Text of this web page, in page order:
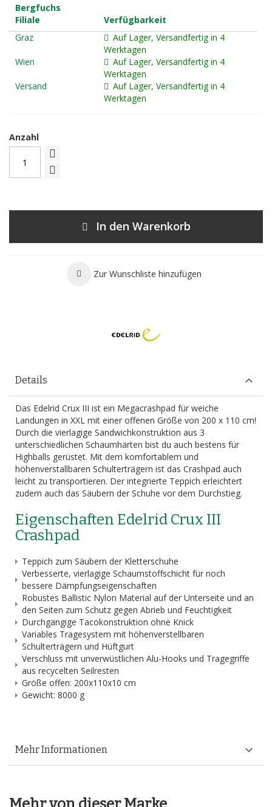
Bergfuchs
Filiale
Verfügbarkeit
Graz
Auf Lager, Versandfertig in 4
Werktagen
Wien
Auf Lager, Versandfertig in 4
Werktagen
Versand
Auf Lager, Versandfertig in 4
Werktagen
Anzahl
In den Warenkorb
Zur Wunschliste hinzufügen
Details
Das Edelrid Crux III ist ein Megacrashpad für weiche
Landungen in XXL mit einer offenen Größe von 200 x 110 cm!
Durch die vierlagige Sandwichkonstruktion aus 3
unterschiedlichen Schaumhärten bist du auch bestens für
Highballs gerüstet. Mit dem komfortablem und
höhenverstallbaren Schulterträgern ist das Crashpad auch
leicht zu transportieren. Der integrierte Teppich erleichtert
zudem auch das Säubern der Schuhe vor dem Durchstieg.
Eigenschaften Edelrid Crux III
Crashpad
Teppich zum Säubern der Kletterschuhe
Verbesserte, vierlagige Schaumstoffschicht für noch
bessere Dämpfungseigenschaften
Robustes Ballistic Nylon Material auf der Unterseite und an
den Seiten zum Schutz gegen Abrieb und Feuchtigkeit
Durchgängige Tacokonstruktion ohne Knick
Variables Tragesystem mit höhenverstellbaren
Schulterträgern und Hüftgurt
Verschluss mit unverwüstlichen Alu-Hooks und Tragegriffe
aus recycelten Seilresten
Größe offen: 200x110x10 cm
Gewicht: 8000 g
Mehr Informationen